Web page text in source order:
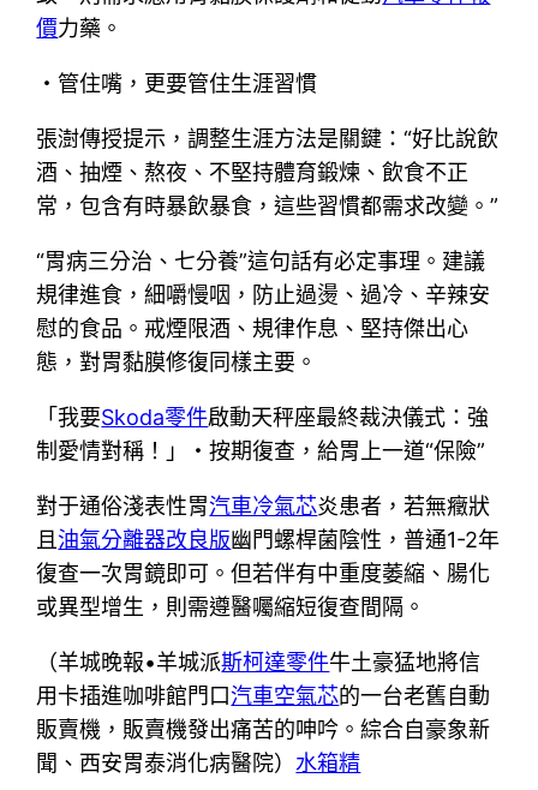
價力藥。
・管住嘴，更要管住生涯習慣
張澍傳授提示，調整生涯方法是關鍵：“好比說飲
酒、抽煙、熬夜、不堅持體育鍛煉、飲食不正
常，包含有時暴飲暴食，這些習慣都需求改變。”
“胃病三分治、七分養”這句話有必定事理。建議
規律進食，細嚼慢咽，防止過燙、過冷、辛辣安
慰的食品。戒煙限酒、規律作息、堅持傑出心
態，對胃黏膜修復同樣主要。
「我要Skoda零件啟動天秤座最終裁決儀式：強
制愛情對稱！」・按期復查，給胃上一道“保險”
對于通俗淺表性胃汽車冷氣芯炎患者，若無癥狀
且油氣分離器改良版幽門螺桿菌陰性，普通1-2年
復查一次胃鏡即可。但若伴有中重度萎縮、腸化
或異型增生，則需遵醫囑縮短復查間隔。
（羊城晚報•羊城派斯柯達零件牛土豪猛地將信
用卡插進咖啡館門口汽車空氣芯的一台老舊自動
販賣機，販賣機發出痛苦的呻吟。綜合自豪象新
聞、西安胃泰消化病醫院） 水箱精